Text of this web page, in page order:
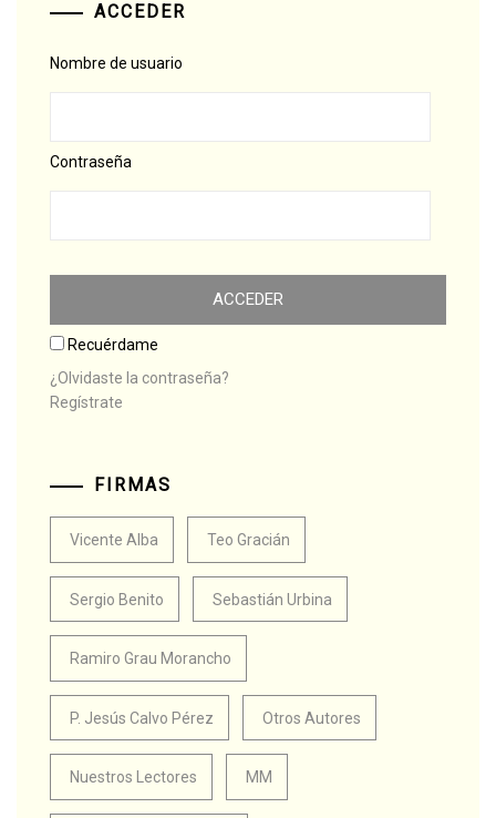
ACCEDER
Nombre de usuario
Contraseña
Recuérdame
¿Olvidaste la contraseña?
Regístrate
FIRMAS
Vicente Alba Teo Gracián
Sergio Benito Sebastián Urbina
Ramiro Grau Morancho
P. Jesús Calvo Pérez Otros Autores
Nuestros Lectores MM